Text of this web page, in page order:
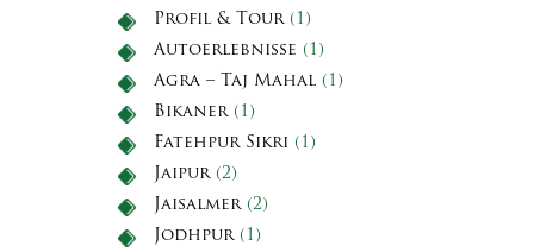
Profil & Tour(1)
Autoerlebnisse (1)
Agra – Taj Mahal (1)
Bikaner(1)
Fatehpur Sikri (1)
Jaipur(2)
Jaisalmer(2)
Jodhpur(1)